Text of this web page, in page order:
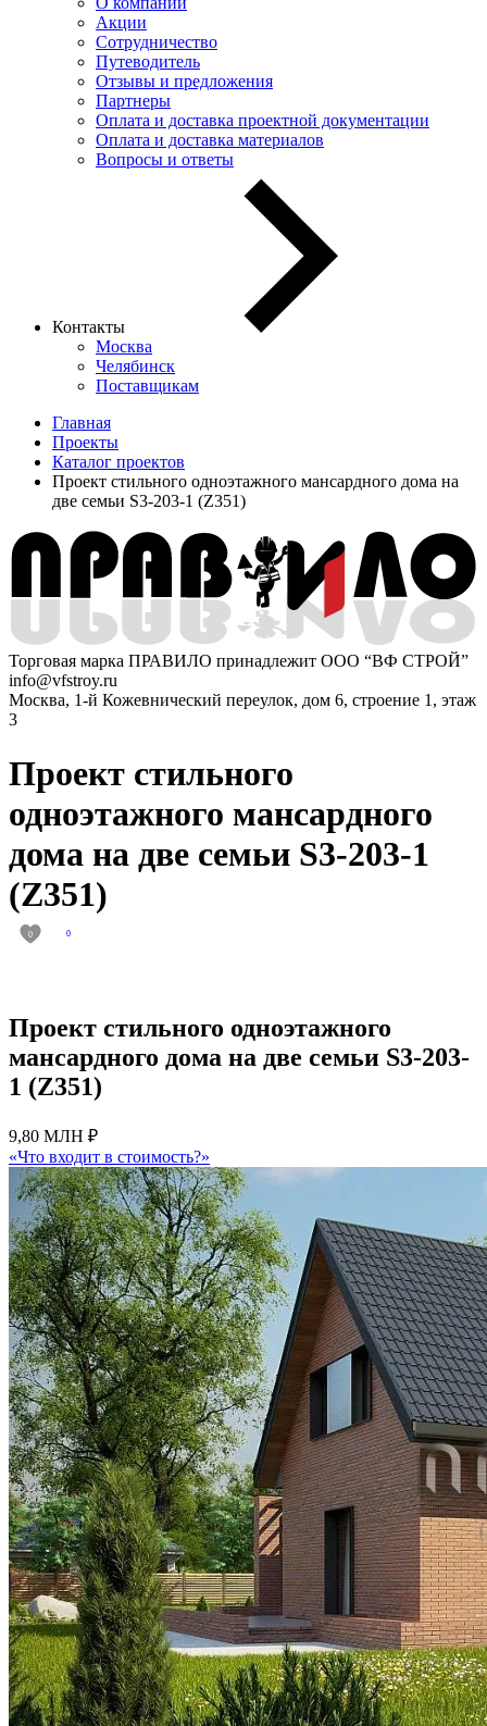
Акции
Сотрудничество
Путеводитель
Отзывы и предложения
Партнеры
Оплата и доставка проектной документации
Оплата и доставка материалов
Вопросы и ответы
Контакты
Москва
Челябинск
Поставщикам
Главная
Проекты
Каталог проектов
Проект стильного одноэтажного мансардного дома на
две семьи S3-203-1 (Z351)
Торговая марка ПРАВИЛО принадлежит ООО “ВФ СТРОЙ”
info@vfstroy.ru
Москва, 1-й Кожевнический переулок, дом 6, строение 1, этаж
3
Проект стильного
одноэтажного мансардного
дома на две семьи S3-203-1
(Z351)
0 0
Проект стильного одноэтажного
мансардного дома на две семьи S3-203-
1 (Z351)
9,80 МЛН ₽
«Что входит в стоимость?»